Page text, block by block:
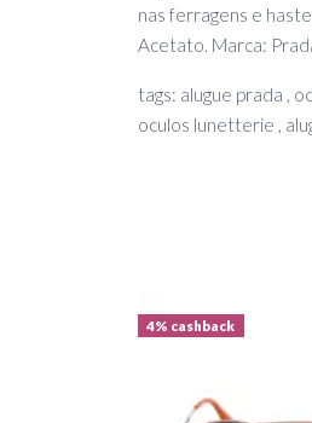
nas ferragens e
Acetato. Marca:
tags: alugue prada ,
oculos lunetterie ,
4% cashback